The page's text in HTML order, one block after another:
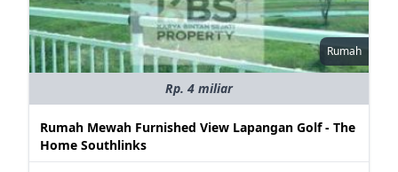
Rumah
Rp. 4 miliar
Rumah Mewah Furnished View Lapangan Golf - The
Home Southlinks